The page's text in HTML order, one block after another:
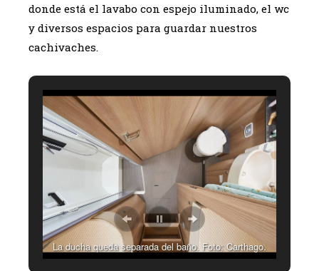
donde está el lavabo con espejo iluminado, el wc
y diversos espacios para guardar nuestros
cachivaches.
La ducha queda separada del baño. Foto: Carthago.